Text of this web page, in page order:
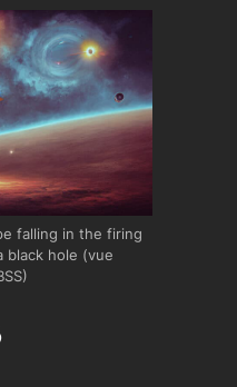
falling in the firing
black hole (vue